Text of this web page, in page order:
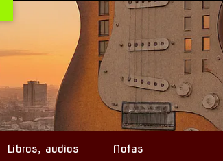
Libros, audios Notas